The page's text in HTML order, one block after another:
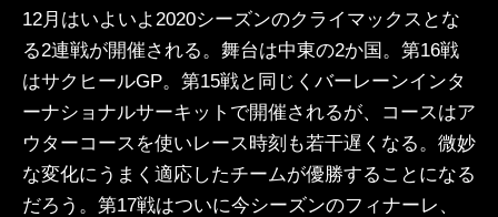
12月はいよいよ2020シーズンのクライマックスとな
る2連戦が開催される。舞台は中東の2か国。第16戦
はサクヒールGP。第15戦と同じくバーレーンインタ
ーナショナルサーキットで開催されるが、コースはア
ウターコースを使いレース時刻も若干遅くなる。微妙
な変化にうまく適応したチームが優勝することになる
だろう。第17戦はついに今シーズンのフィナーレ、